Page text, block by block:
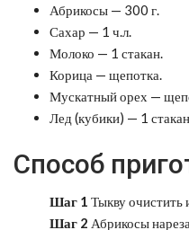
Абрикосы — 300 г.
Сахар — 1 ч.л.
Молоко — 1 стакан.
Корица — щепотка.
Мускатный орех —
Лед (кубики) — 1
Способ
Шаг 1 Тыкву очистить
Шаг 2 Абрикосы